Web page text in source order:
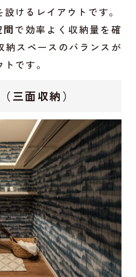
けるレイアウトです。
で効率よく収納量を確
納スペースのバランスが
です。
三面収納）